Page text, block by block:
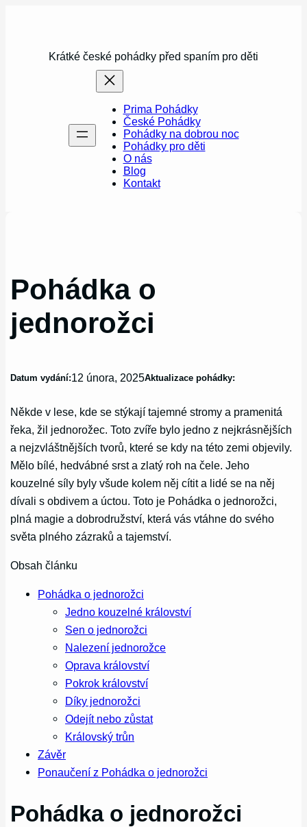
Krátké české pohádky před spaním pro děti
Prima Pohádky
České Pohádky
Pohádky na dobrou noc
Pohádky pro děti
O nás
Blog
Kontakt
Pohádka o
jednorožci
Datum vydání:12 února, 2025Aktualizace pohádky:
Někde v lese, kde se stýkají tajemné stromy a pramenitá
řeka, žil jednorožec. Toto zvíře bylo jedno z nejkrásnějších
a nejzvláštnějších tvorů, které se kdy na této zemi objevily.
Mělo bílé, hedvábné srst a zlatý roh na čele. Jeho
kouzelné síly byly všude kolem něj cítit a lidé se na něj
dívali s obdivem a úctou. Toto je Pohádka o jednorožci,
plná magie a dobrodružství, která vás vtáhne do svého
světa plného zázraků a tajemství.
Obsah článku
Pohádka o jednorožci
Jedno kouzelné království
Sen o jednorožci
Nalezení jednorožce
Oprava království
Pokrok království
Díky jednorožci
Odejít nebo zůstat
Královský trůn
Závěr
Ponaučení z Pohádka o jednorožci
Pohádka o jednorožci